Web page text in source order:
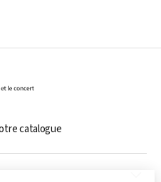
catalogue